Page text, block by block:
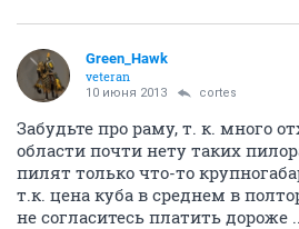
Green_Hawk
veteran
10 июня 2013 cortes
Забудьте про раму, т. к. много
области почти нету таких
пилят только что-то
т.к. цена куба в среднем в
не согласитесь платить дороже